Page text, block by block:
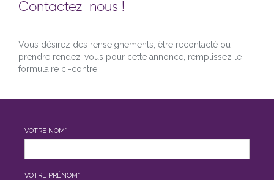
Contactez-nous !
Vous désirez des renseignements, être recontacté ou
prendre rendez-vous pour cette annonce, remplissez le
formulaire ci-contre.
VOTRE NOM*
VOTRE PRÉNOM*